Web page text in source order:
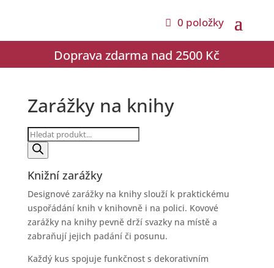
0 položky
Doprava zdarma nad 2500 Kč
Zarážky na knihy
Products
search
Knižní zarážky
Designové zarážky na knihy slouží k praktickému
uspořádání knih v knihovně i na polici. Kovové
zarážky na knihy pevně drží svazky na místě a
zabraňují jejich padání či posunu.
Každý kus spojuje funkčnost s dekorativním